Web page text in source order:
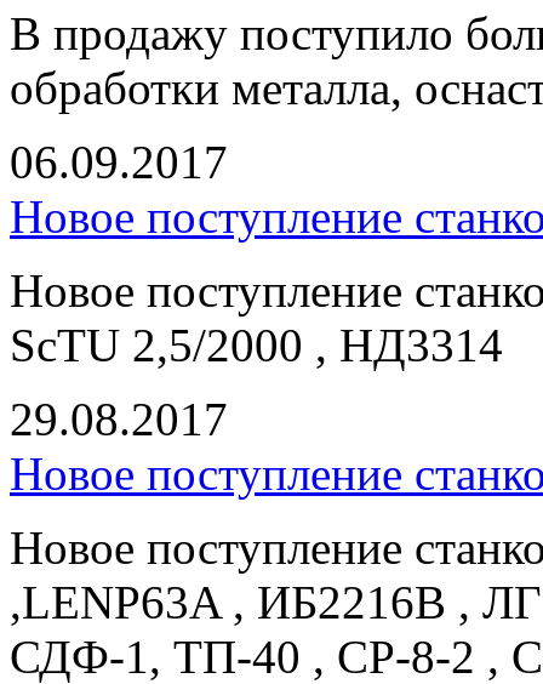
В продажу поступило
обработки металла,
06.09.2017
Новое поступление
Новое поступление
ScTU 2,5/2000 , НД3314
29.08.2017
Новое поступление
Новое поступление
,LENP63A , ИБ2216В ,
СДФ-1, ТП-40 , СР-8-2 ,